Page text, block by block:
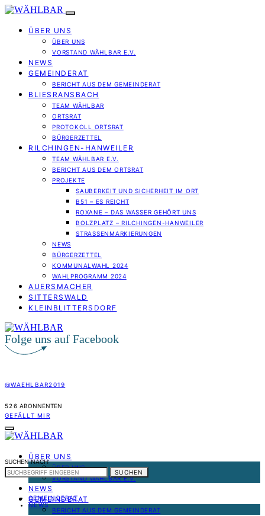
ÜBER UNS
ÜBER UNS
VORSTAND WÄHLBAR E.V.
NEWS
GEMEINDERAT
BERICHT AUS DEM GEMEINDERAT
BLIESRANSBACH
TEAM WÄHLBAR
ORTSRAT
PROTOKOLL ORTSRAT
BÜRGERZETTEL
RILCHINGEN-HANWEILER
TEAM WÄHLBAR E.V.
BERICHT AUS DEM ORTSRAT
PROJEKTE
SAUBERKEIT UND SICHERHEIT IM ORT
B51 – ES REICHT
ROXANE – DAS WASSER GEHÖRT UNS
BOLZPLATZ – RILCHINGEN-HANWEILER
STRASSENMARKIERUNGEN
NEWS
BÜRGERZETTEL
KOMMUNALWAHL 2024
WAHLPROGRAMM 2024
AUERSMACHER
SITTERSWALD
KLEINBLITTERSDORF
Folge uns auf Facebook
@WAEHLBAR2019
526 ABONNENTEN
GEFÄLLT MIR
ÜBER UNS
ÜBER UNS
VORSTAND WÄHLBAR E.V.
NEWS
GEMEINDERAT
BERICHT AUS DEM GEMEINDERAT
SUCHEN NACH:
SUCHEN
GEMEINDERAT
NEWS